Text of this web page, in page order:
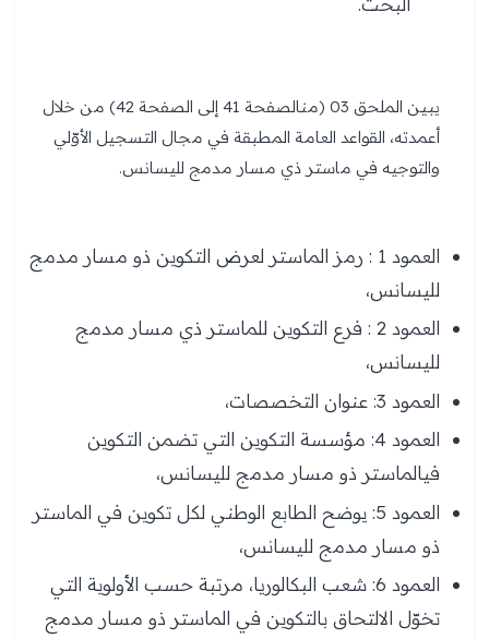
يبين الملحق 03 (منالصفحة 41 إلى الصفحة 42) من خلال
أعمدته، القواعد العامة المطبقة في مجال التسجيل الأوّلي
والتوجيه في ماستر ذي مسار مدمج لليسانس.
العمود 1 : رمز الماستر لعرض التكوين ذو مسار مدمج
لليسانس،
العمود 2 : فرع التكوين للماستر ذي مسار مدمج
لليسانس،
العمود 3: عنوان التخصصات،
العمود 4: مؤسسة التكوين التي تضمن التكوين
فيالماستر ذو مسار مدمج لليسانس،
العمود 5: يوضح الطابع الوطني لكل تكوين في الماستر
ذو مسار مدمج لليسانس،
العمود 6: شعب البكالوريا، مرتبة حسب الأولوية التي
تخوّل الالتحاق بالتكوين في الماستر ذو مسار مدمج